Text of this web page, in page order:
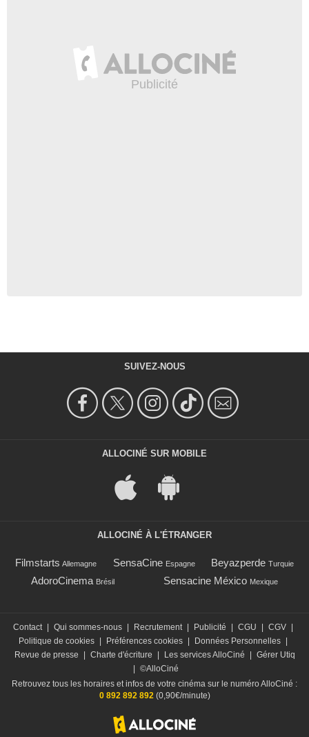
SUIVEZ-NOUS
ALLOCINÉ SUR MOBILE
ALLOCINÉ À L'ÉTRANGER
Filmstarts Allemagne SensaCine Espagne Beyazperde Turquie
AdoroCinema Brésil Sensacine México Mexique
Contact Qui sommes-nous Recrutement Publicité CGU CGV
Politique de cookies
Préférences cookies Données Personnelles
Revue de presse
Charte d'écriture Les services AlloCiné
Gérer Utiq
©AlloCiné
Retrouvez tous les horaires et infos de votre cinéma sur le numéro AlloCiné :
0 892 892 892(0,90€/minute)